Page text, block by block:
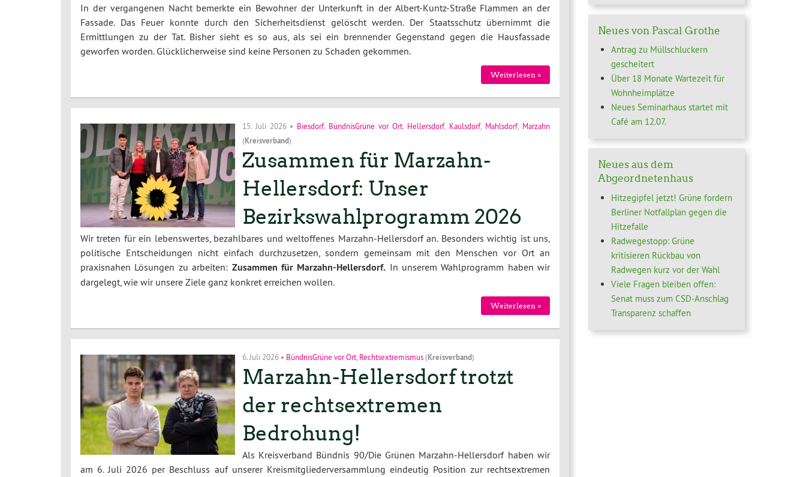
In der vergangenen Nacht bemerkte ein Bewohner der Unterkunft in der Albert-Kuntz-Straße Flammen an der
Fassade. Das Feuer konnte durch den Sicherheitsdienst gelöscht werden. Der Staatsschutz übernimmt die
Ermittlungen zu der Tat. Bisher sieht es so aus, als sei ein brennender Gegenstand gegen die Hausfassade
geworfen worden. Glücklicherweise sind keine Personen zu Schaden gekommen.
Weiterlesen »
15. Juli 2026• Biesdorf, BündnisGrüne vor Ort Hellersdorf, Kaulsdorf, Mahlsdorf, Marzahn
(Kreisverband)
Zusammen für Marzahn-
Hellersdorf: Unser
Bezirkswahlprogramm 2026
Wir treten für ein lebenswertes, bezahlbares und weltoffenes Marzahn-Hellersdorf an. Besonders wichtig ist uns,
politische Entscheidungen nicht einfach durchzusetzen, sondern gemeinsam mit den Menschen vor Ort an
praxisnahen Lösungen zu arbeiten: Zusammen für Marzahn-Hellersdorf. In unserem Wahlprogramm haben wir
dargelegt, wie wir unsere Ziele ganz konkret erreichen wollen.
Weiterlesen »
6. Juli 2026• BündnisGrüne vor Ort, Rechtsextremismus(Kreisverband)
Marzahn-Hellersdorf trotzt
der rechtsextremen
Bedrohung!
Als Kreisverband Bündnis 90/Die Grünen Marzahn-Hellersdorf haben wir
am 6. Juli 2026 per Beschluss auf unserer Kreismitgliederversammlung eindeutig Position zur rechtsextremen
Neues von Pascal Grothe
Antrag zu Müllschluckern
gescheitert
Über 18 Monate Wartezeit für
Wohnheimplätze
Neues Seminarhaus startet mit
Café am 12.07.
Neues aus dem
Abgeordnetenhaus
Hitzegipfel jetzt! Grüne fordern
Berliner Notfallplan gegen die
Hitzefalle
Radwegestopp: Grüne
kritisieren Rückbau von
Radwegen kurz vor der Wahl
Viele Fragen bleiben offen:
Senat muss zum CSD-Anschlag
Transparenz schaffen